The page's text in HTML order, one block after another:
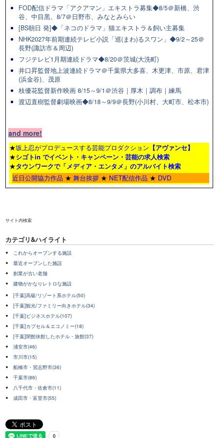
FOD配信ドラマ「アクアマン」エキストラ募集◆8/5＠新橋、渋
谷、中目黒、8/7＠日野市、みなとみらい
[BS朝日 発]◆「ネコのドラマ」猫エキストラ＆飼い主募集
NHK2027年前期連続テレビ小説「巡(まわ)るスワン」◆9/2～25＠
長野(諏訪市＆周辺)
フジテレビ1月期連続ドラマ◆8/20＠茨城(大洗町)
井口昇監督地上波連続ドラマ＠千葉県大多喜、木更津、市原、君津
(浜金谷)、茂原
枝優花監督新作映画 8/15～9/1＠渋谷｜厚木｜調布｜練馬
渡辺直樹監督劇場映画◆8/18～9/9＠長野(小川村、大町市、松本市)
and more!
★坂上忍がプロデュースする芸能プロダクション 【アヴァンセ】
★シゴトin でイベント・キャンペーン・芸能の求人検索
★タウンワークで「メディア・エンタメ」のアルバイト検索
近日公開協力作品 ★舞台挨拶 ★ NET配信作品 ★ DVD
サイト内検索
カテゴリ&ハイライト
これからオープンする施設
最近オープンした施設
創業が古い老舗
建物がかなりレトロな施設
[千葉]高級/リゾート系ホテル(50)
[千葉]観光/ファミリー向きホテル(34)
[千葉]ビジネスホテル(107)
[千葉]カプセル＆エコノミー(18)
[千葉]閉館休館したホテル・旅館(37)
浦安市(46)
市川市(15)
船橋市・習志野市(36)
千葉市(86)
八千代市・佐倉市(11)
成田市・富里市(55)